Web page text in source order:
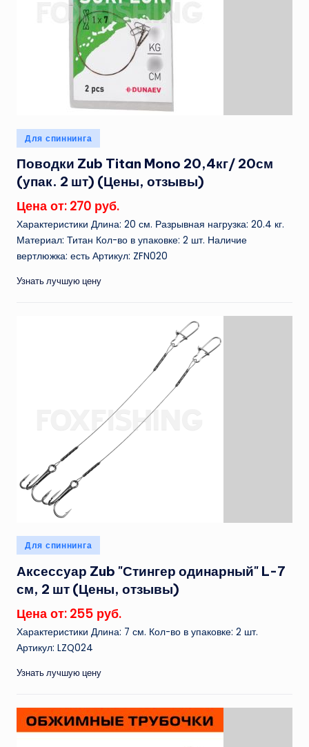
Опубликовано
в
Для спиннинга
Поводки Zub Titan Mono 20,4кг/ 20см
(упак. 2 шт) (Цены, отзывы)
Цена от: 270 руб.
Характеристики Длина: 20 см. Разрывная нагрузка: 20.4 кг.
Материал: Титан Кол-во в упаковке: 2 шт. Наличие
вертлюжка: есть Артикул: ZFN020
Узнать лучшую цену
Опубликовано
в
Для спиннинга
Аксессуар Zub "Стингер одинарный" L-7
см, 2 шт (Цены, отзывы)
Цена от: 255 руб.
Характеристики Длина: 7 см. Кол-во в упаковке: 2 шт.
Артикул: LZQ024
Узнать лучшую цену